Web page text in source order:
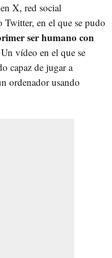
X, red social
en el que se pudo
ser humano con
vídeo en el que se
capaz de jugar a
ordenador usando